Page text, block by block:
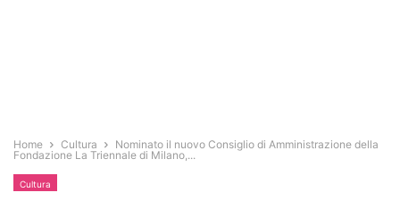
Home Cultura
Nominato il nuovo Consiglio di Amministrazione della
Fondazione La Triennale di Milano,...
Cultura